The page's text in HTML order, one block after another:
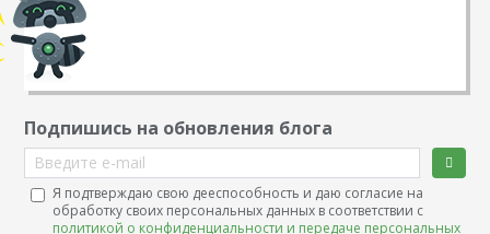
Подпишись на обновления блога
Введите e-mail
Я подтверждаю свою дееспособность и даю согласие на
обработку своих персональных данных в соответствии с
политикой о конфиденциальности и передаче персональных